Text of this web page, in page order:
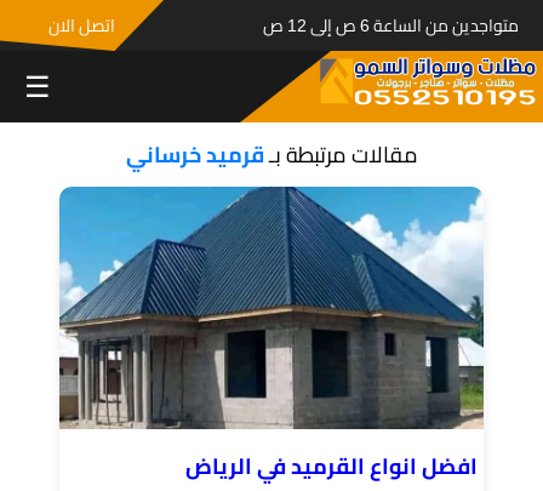
متواجدين من الساعة 6 ص إلى 12 ص اتصل الان
☰
مقالات مرتبطة بـقرميد خرساني
افضل انواع القرميد في الرياض